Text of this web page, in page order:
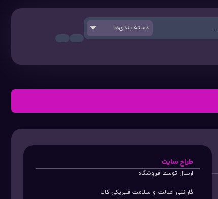
دسته بندی‌ها
طراح سایت
ارسال توسط فروشگاه
گارانتی اصالت و سلامت فیزیکی کالا